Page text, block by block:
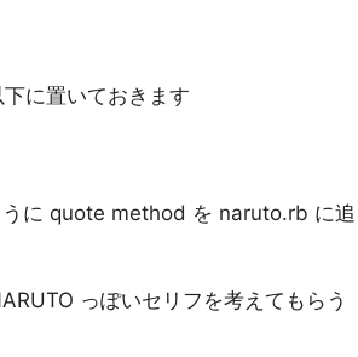
に置いておきます
うに quote method を naruto.rb に追
っぽいセリフを考えてもらう